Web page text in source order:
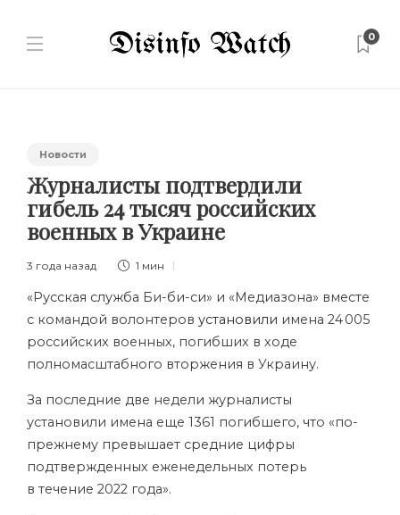
0
Новости
Журналисты подтвердили
гибель 24 тысяч российских
военных в Украине
3 года назад 1 мин
«Русская служба Би-би-си» и «Медиазона» вместе
с командой волонтеров установили имена 24 005
российских военных, погибших в ходе
полномасштабного вторжения в Украину.
За последние две недели журналисты
установили имена еще 1361 погибшего, что «по-
прежнему превышает средние цифры
подтвержденных еженедельных потерь
в течение 2022 года».